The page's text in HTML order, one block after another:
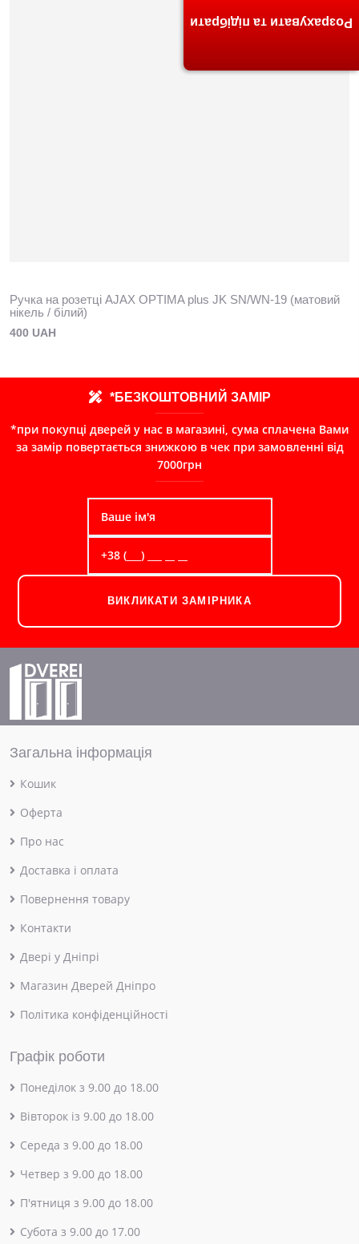
Ручка на розетці AJAX OPTIMA plus JK SN/WN-19 (матовий
нікель / білий)
400 UAH
*БЕЗКОШТОВНИЙ ЗАМІР
*при покупці дверей у нас в магазині, сума сплачена Вами
за замір повертається знижкою в чек при замовленні від
7000грн
ВИКЛИКАТИ ЗАМІРНИКА
Загальна інформація
Кошик
Оферта
Про нас
Доставка і оплата
Повернення товару
Контакти
Двері у Дніпрі
Магазин Дверей Дніпро
Політика конфіденційності
Графік роботи
Понеділок з 9.00 до 18.00
Вівторок із 9.00 до 18.00
Середа з 9.00 до 18.00
Четвер з 9.00 до 18.00
П'ятниця з 9.00 до 18.00
Субота з 9.00 до 17.00
Розрахувати та підібрати